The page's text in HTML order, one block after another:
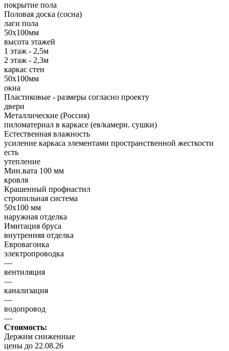
покрытие пола
Половая доска (сосна)
лаги пола
50х100мм
высота этажей
1 этаж - 2,5м
2 этаж - 2,3м
каркас стен
50х100мм
окна
Пластиковые - размеры согласно проекту
двери
Металлические (Россия)
пиломатериал в каркасе (ев/камерн. сушки)
Естественная влажность
усиление каркаса элементами пространственной жесткости
есть
утепление
Мин.вата 100 мм
кровля
Крашенный профнастил
стропильная система
50х100 мм
наружная отделка
Имитация бруса
внутренняя отделка
Евровагонка
электропроводка
—
вентиляция
—
канализация
—
водопровод
—
Стоимость:
Держим сниженные
цены до 22.08.26